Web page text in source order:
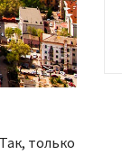
только